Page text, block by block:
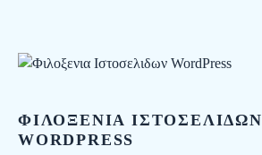
ΦΙΛΟΞΕΝΙΑ ΙΣΤΟΣΕΛΙΔΩΝ
WORDPRESS